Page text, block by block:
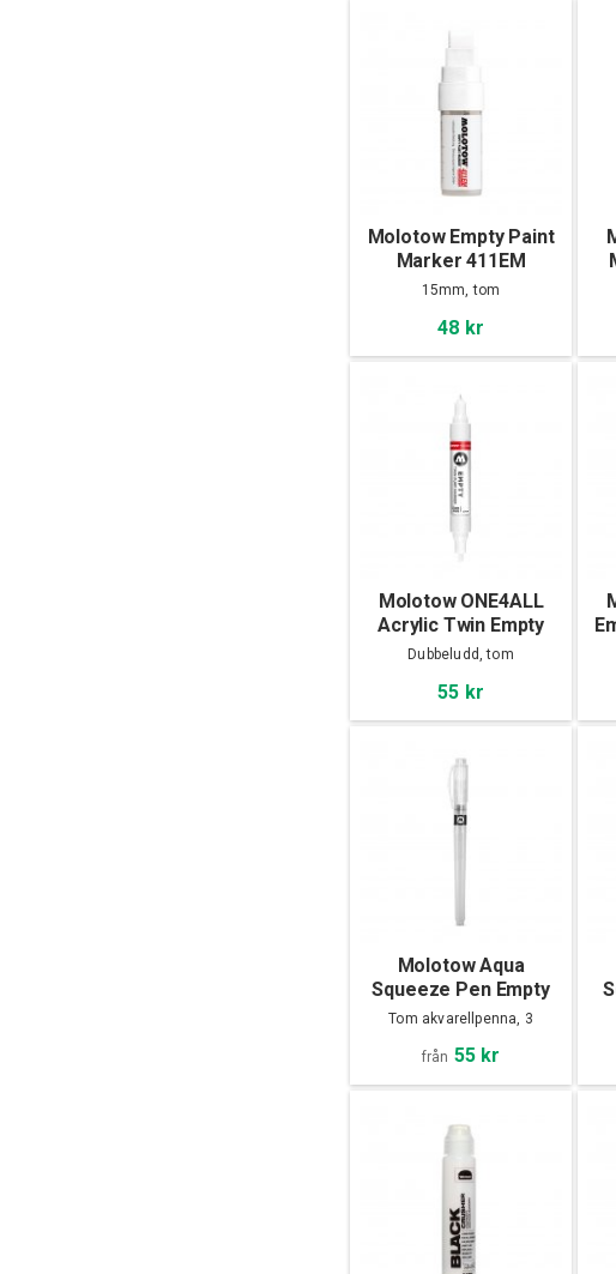
Molotow Empty Paint
Marker 411EM
15mm, tom
48 kr
Molotow ONE4ALL
Acrylic Twin Empty
Dubbeludd, tom
55 kr
Molotow Aqua
Squeeze Pen Empty
Tom akvarellpenna, 3
från 55 kr